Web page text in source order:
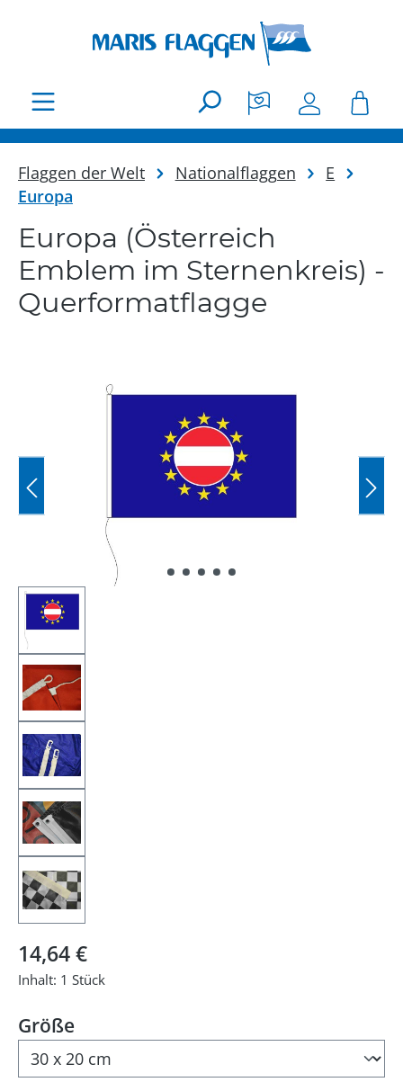
Flaggen der Welt Nationalflaggen
E
Europa
Europa (Österreich
Emblem im Sternenkreis) -
Querformatflagge
Bildergalerie überspringen
Regulärer Preis:
14,64 €
Inhalt: 1 Stück
Größeauswählen